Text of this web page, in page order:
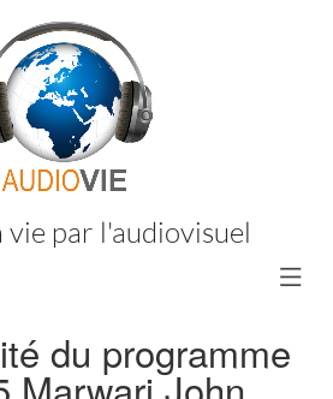
vie par l'audiovisuel
du programme